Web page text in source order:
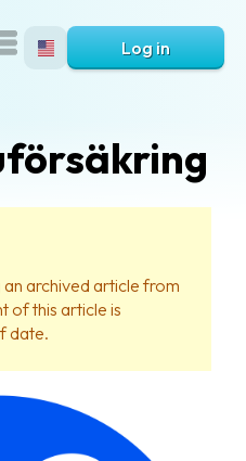
Log in
archived article from
of this article is
date.